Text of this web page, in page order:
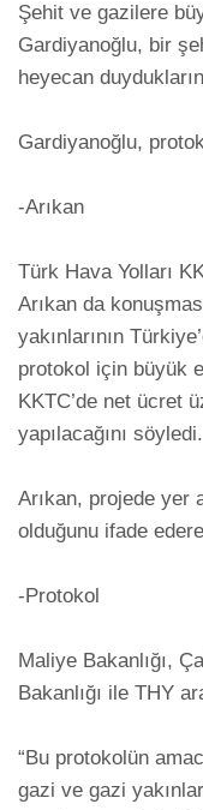
Şehit ve gazilere
Gardiyanoğlu, bir
heyecan
Gardiyanoğlu,
-Arıkan
Türk Hava Yolları
Arıkan da
yakınlarının
protokol için büyük
KKTC’de net ücret
yapılacağını söyledi.
Arıkan, projede yer
olduğunu ifade
-Protokol
Maliye Bakanlığı,
Bakanlığı ile THY
“Bu protokolün
gazi ve gazi